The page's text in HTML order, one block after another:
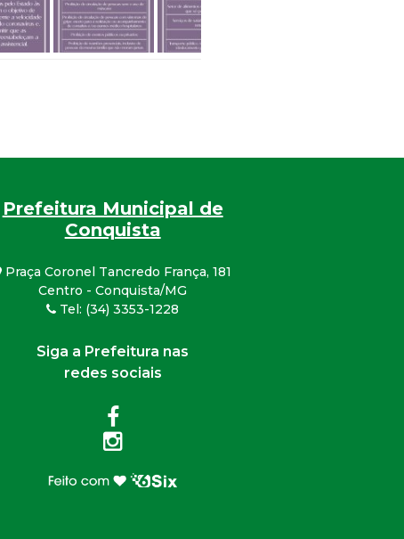
Prefeitura Municipal de
Conquista
Praça Coronel Tancredo França, 181
Centro - Conquista/MG
Tel: (34) 3353-1228
Siga a Prefeitura nas
redes sociais